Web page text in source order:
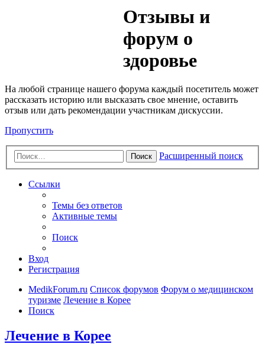
Отзывы и
форум о
здоровье
На любой странице нашего форума каждый посетитель может
рассказать историю или высказать свое мнение, оставить
отзыв или дать рекомендации участникам дискуссии.
Пропустить
Поиск Расширенный поиск
Ссылки
Темы без ответов
Активные темы
Поиск
Вход
Регистрация
MedikForum.ru Список форумов Форум о медицинском
туризме Лечение в Корее
Поиск
Лечение в Корее